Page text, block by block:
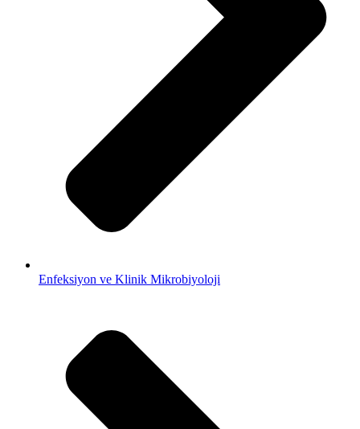
Enfeksiyon ve Klinik Mikrobiyoloji